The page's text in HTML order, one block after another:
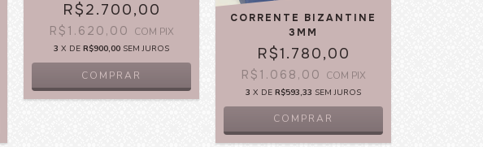
R$2.700,00
R$1.620,00 COM PIX
3 X DER$900,00 SEM JUROS
CORRENTE BIZANTINE
3MM
R$1.780,00
R$1.068,00 COM PIX
3 X DER$593,33 SEM JUROS
COMPRAR